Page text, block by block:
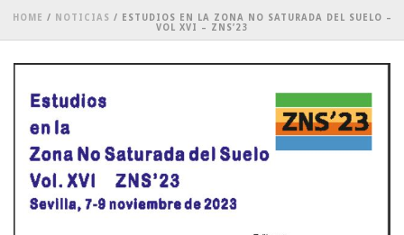
HOME / NOTICIAS / ESTUDIOS EN LA ZONA NO SATURADA DEL SUELO –
VOL XVI – ZNS’23